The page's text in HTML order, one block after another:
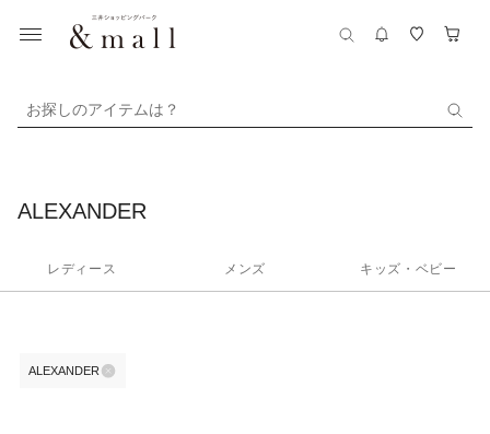
お探しのアイテムは？
ALEXANDER
レディース メンズ キッズ・ベビー
ALEXANDER